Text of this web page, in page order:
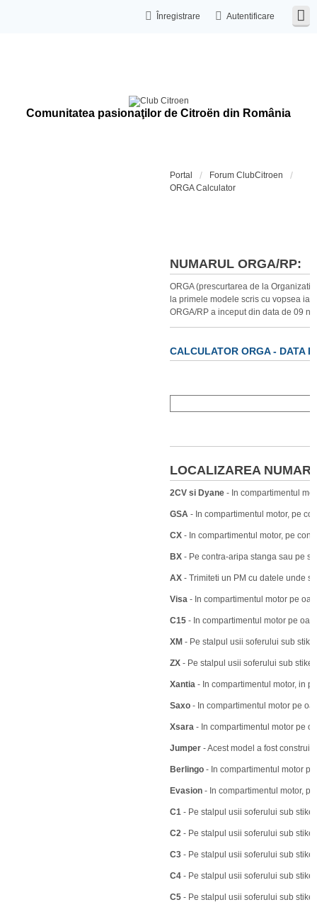
Autentificare
Înregistrare
Comunitatea pasionaţilor de Citroën din România
Portal
Forum ClubCitroen
ORGA Calculator
NUMARUL ORGA/RP:
ORGA (prescurtarea de la
la primele modele scris cu vopsea
ORGA/RP a inceput din data de 09
CALCULATOR ORGA - DATA
LOCALIZAREA
2CV si Dyane - In compartimentul
GSA - In compartimentul motor, pe
CX - In compartimentul motor, pe
BX - Pe contra-aripa stanga sau pe
AX - Trimiteti un PM cu datele unde
Visa - In compartimentul motor pe
C15 - In compartimentul motor pe
XM - Pe stalpul usii soferului sub
ZX - Pe stalpul usii soferului sub
Xantia - In compartimentul motor, in
Saxo - In compartimentul motor pe
Xsara - In compartimentul motor pe
Jumper - Acest model a fost construit
Berlingo - In compartimentul motor
Evasion - In compartimentul motor,
C1 - Pe stalpul usii soferului sub
C2 - Pe stalpul usii soferului sub
C3 - Pe stalpul usii soferului sub
C4 - Pe stalpul usii soferului sub
C5 - Pe stalpul usii soferului sub